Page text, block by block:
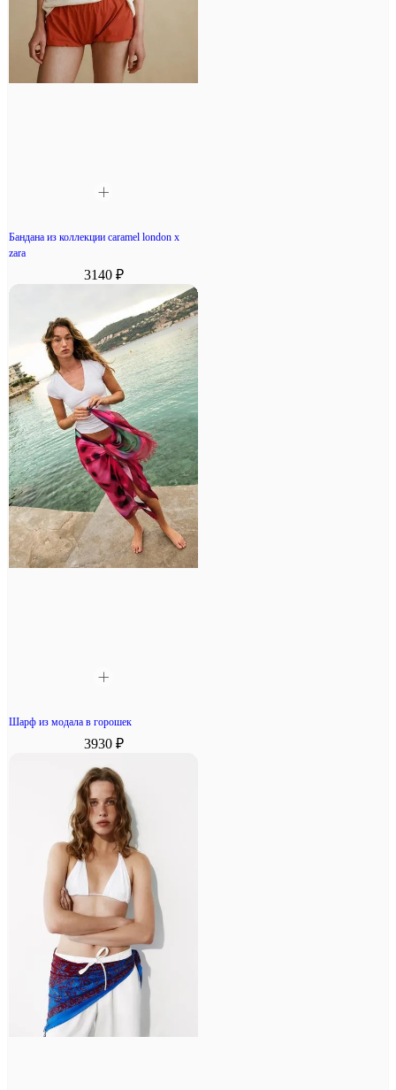
Бандана из коллекции caramel london x
zara
3140 ₽
Шарф из модала в горошек
3930 ₽